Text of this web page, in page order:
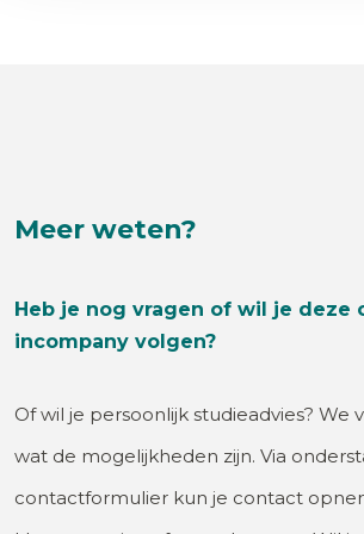
Meer weten?
Heb je nog vragen of wil je deze
incompany volgen?
Of wil je persoonlijk studieadvies? We
wat de mogelijkheden zijn. Via
contactformulier kun je contact